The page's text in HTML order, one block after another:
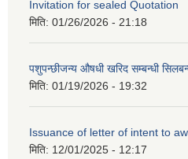
Invitation for sealed Quotation
मिति: 01/26/2026 - 21:18
पशुपन्छीजन्य औषधी खरिद सम्बन्धी
मिति: 01/19/2026 - 19:32
Issuance of letter of intent to
मिति: 12/01/2025 - 12:17